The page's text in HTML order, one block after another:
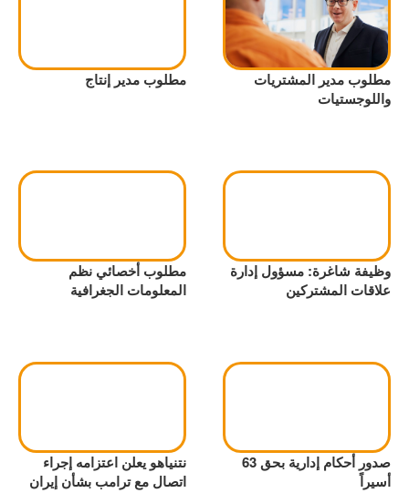
مطلوب مدير المشتريات
واللوجستيات
مطلوب مدير إنتاج
وظيفة شاغرة: مسؤول إدارة
علاقات المشتركين
مطلوب أخصائي نظم
المعلومات الجغرافية
صدور أحكام إدارية بحق 63
أسيراً
نتنياهو يعلن اعتزامه إجراء
اتصال مع ترامب بشأن إيران